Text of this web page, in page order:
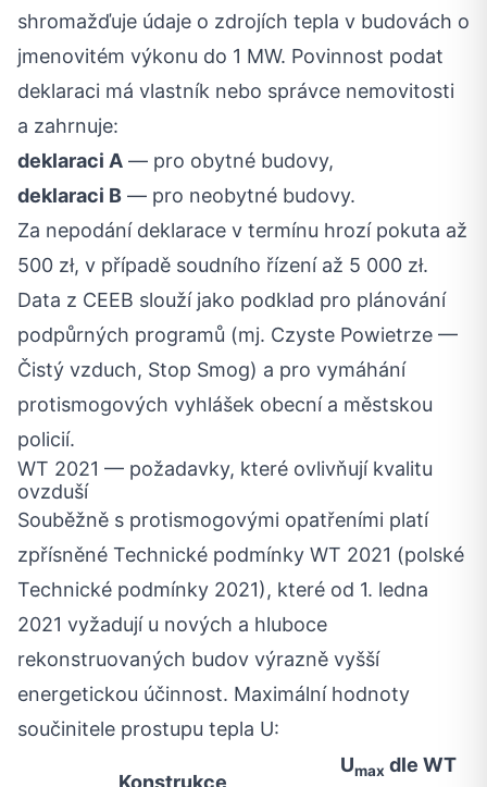
shromažďuje údaje o zdrojích tepla v budovách o
jmenovitém výkonu do 1 MW. Povinnost podat
deklaraci má vlastník nebo správce nemovitosti
a zahrnuje:
deklaraci A — pro obytné budovy,
deklaraci B — pro neobytné budovy.
Za nepodání deklarace v termínu hrozí pokuta až
500 zł, v případě soudního řízení až 5 000 zł.
Data z CEEB slouží jako podklad pro plánování
podpůrných programů (mj. Czyste Powietrze —
Čistý vzduch, Stop Smog) a pro vymáhání
protismogových vyhlášek obecní a městskou
policií.
WT 2021 — požadavky, které ovlivňují kvalitu
ovzduší
Souběžně s protismogovými opatřeními platí
zpřísněné Technické podmínky WT 2021 (polské
Technické podmínky 2021), které od 1. ledna
2021 vyžadují u nových a hluboce
rekonstruovaných budov výrazně vyšší
energetickou účinnost. Maximální hodnoty
součinitele prostupu tepla U:
Umax dle WT